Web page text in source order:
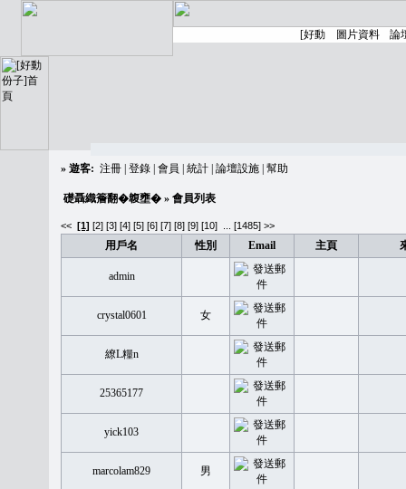
» 遊客: 注冊 登錄 會員 統計 論壇設施 幫助
礎聶織簷翻�䪖壅� » 會員列表
<< [1] [2] [3] [4] [5] [6] [7] [8] [9] [10] [1485] >>
用戶名 性別 Email 主頁
admin
crystal0601 女
繚L糧n
25365177
yick103
marcolam829 男